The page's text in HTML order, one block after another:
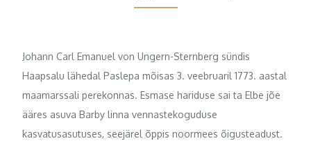
Johann Carl Emanuel von Ungern-Sternberg sündis
Haapsalu lähedal Paslepa mõisas 3. veebruaril 1773. aastal
maamarssali perekonnas. Esmase hariduse sai ta Elbe jõe
ääres asuva Barby linna vennastekoguduse
kasvatusasutuses, seejärel õppis noormees õigusteadust.